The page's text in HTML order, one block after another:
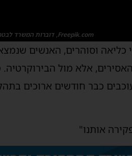
Freepik.com, דוברות המשרד לבטחון לאומי.
וסוהרים, האנשים
אלא מול
כבר חודשים ארוכים
אותנו"